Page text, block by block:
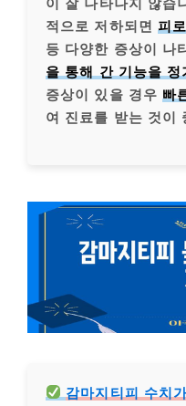
적으로 저하되면 피
등 다양한 증상이 나
을 통해 간 기능을 정
증상이 있을 경우 빠
여 진료를 받는 것이
감마지티피 수치